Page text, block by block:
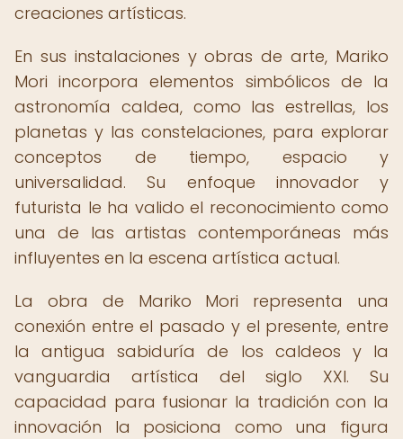
creaciones artísticas.
En sus instalaciones y obras de arte, Mariko
Mori incorpora elementos simbólicos de la
astronomía caldea, como las estrellas, los
planetas y las constelaciones, para explorar
conceptos de tiempo, espacio y
universalidad. Su enfoque innovador y
futurista le ha valido el reconocimiento como
una de las artistas contemporáneas más
influyentes en la escena artística actual.
La obra de Mariko Mori representa una
conexión entre el pasado y el presente, entre
la antigua sabiduría de los caldeos y la
vanguardia artística del siglo XXI. Su
capacidad para fusionar la tradición con la
innovación la posiciona como una figura